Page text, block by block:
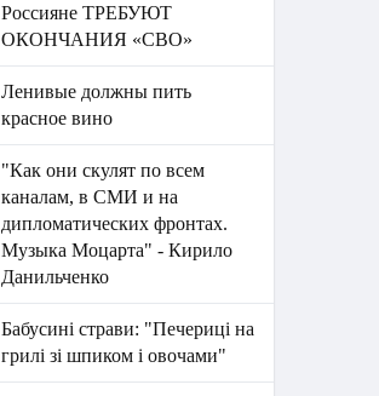
Россияне ТРЕБУЮТ
ОКОНЧАНИЯ «СВО»
Ленивые должны пить
красное вино
"Как они скулят по всем
каналам, в СМИ и на
дипломатических фронтах.
Музыка Моцарта" - Кирило
Данильченко
Бабусині страви: "Печериці на
грилі зі шпиком і овочами"